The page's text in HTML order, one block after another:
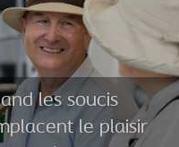
les soucis
le plaisir